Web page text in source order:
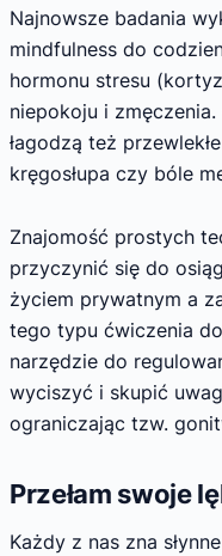
Najnowsze badania
mindfulness do
hormonu stresu
niepokoju i
łagodzą też
kręgosłupa czy bóle
Znajomość prostych
przyczynić się do
życiem prywatnym a
tego typu ćwiczenia
narzędzie do
wyciszyć i skupić
ograniczając tzw.
Przełam swoje
Każdy z nas zna